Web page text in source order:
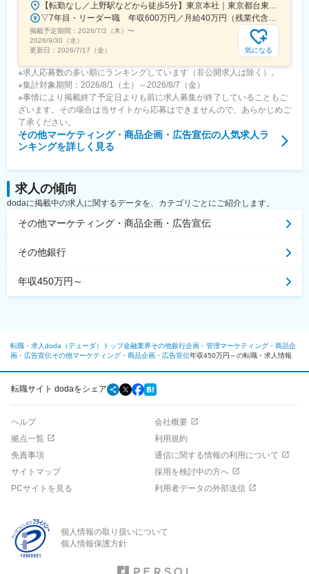
【転勤なし／上野駅などから徒歩5分】東京本社｜東京都台東区東上野2-14-1-7F▼アクセス・東京メトロ日比谷線「仲御徒町駅」徒歩5分・東京メトロ日比谷線・JR各線「上野駅」徒歩5分・都営大江戸線「上野御徒町駅」徒歩6分・JR各線「御徒町駅」徒歩7分※転勤はありません※受動喫煙対策あり：屋外喫煙スペースあり
▽7年目・リーダー職 年収600万円／月給40万円（残業代含む）＋賞与年2回
掲載予定期間： 2026/7/2（木） 〜
2026/9/30（水）
更新日： 2026/7/17（金） 気になる
※求人応募数の多い順にランキングしています（非公開求人は除く）。
※集計対象期間：2026/8/1（土）～2026/8/7（金）
※事情により掲載終了予定日よりも前に求人募集が終了していることもご
ざいます。その場合は当サイトから応募はできませんので、あらかじめご
了承ください。
その他マーケティング・商品企画・広告宣伝の人気求人ラ
ンキングを詳しく見る
求人の傾向
dodaに掲載中の求人に関するデータを、カテゴリごとにご紹介します。
その他マーケティング・商品企画・広告宣伝
その他銀行
年収450万円～
転職・求人doda（デューダ）トップ金融業界その他銀行企画・管理マーケティング・商品企
画・広告宣伝その他マーケティング・商品企画・広告宣伝年収450万円～の転職・求人情報
転職サイト dodaをシェア
ヘルプ
会社概要
拠点一覧
利用規約
免責事項
通信に関する情報の利用について
サイトマップ
採用を検討中の方へ
PCサイトを見る
利用者データの外部送信
個人情報の取り扱いについて
個人情報保護方針